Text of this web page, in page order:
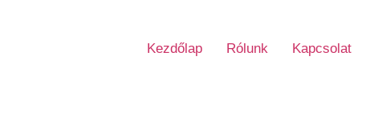
Kezdőlap Rólunk Kapcsolat